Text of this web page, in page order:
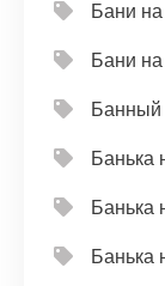
Бани
Бани
Банный
Банька
Банька
Банька